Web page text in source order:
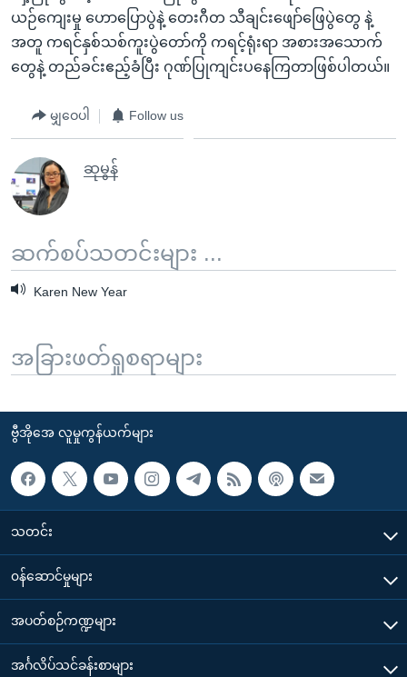
ယဉ်ကျေးမှု ဟောပြောပွဲနဲ့ တေးဂီတ သီချင်းဖျော်ဖြေပွဲတွေ နဲ့
အတူ ကရင်နှစ်သစ်ကူးပွဲတော်ကို ကရင့်ရုံးရာ အစားအသောက်
တွေနဲ့ တည်ခင်းဧည့်ခံပြီး ဂုဏ်ပြုကျင်းပနေကြတာဖြစ်ပါတယ်။
မျှဝေပါ Follow us
ဆုမွန်
ဆက်စပ်သတင်းများ ...
Karen New Year
အခြားဖတ်ရှုစရာများ
ဗွီအိုအေ လူမှုကွန်ယက်များ
သတင်း
၀န်ဆောင်မှုများ
အပတ်စဉ်ကဏ္ဍများ
အင်္ဂလိပ်သင်ခန်းစာများ